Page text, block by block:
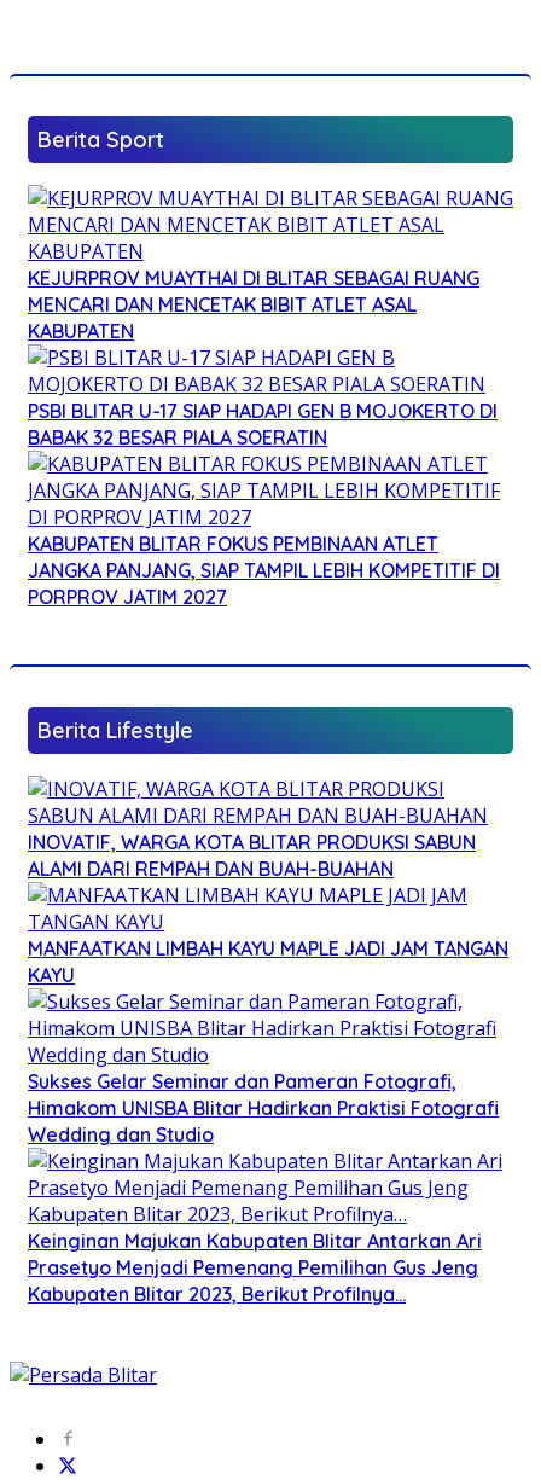
Berita Sport
KEJURPROV MUAYTHAI DI BLITAR SEBAGAI RUANG
MENCARI DAN MENCETAK BIBIT ATLET ASAL
KABUPATEN
PSBI BLITAR U-17 SIAP HADAPI GEN B MOJOKERTO DI
BABAK 32 BESAR PIALA SOERATIN
KABUPATEN BLITAR FOKUS PEMBINAAN ATLET
JANGKA PANJANG, SIAP TAMPIL LEBIH KOMPETITIF DI
PORPROV JATIM 2027
Berita Lifestyle
INOVATIF, WARGA KOTA BLITAR PRODUKSI SABUN
ALAMI DARI REMPAH DAN BUAH-BUAHAN
MANFAATKAN LIMBAH KAYU MAPLE JADI JAM TANGAN
KAYU
Sukses Gelar Seminar dan Pameran Fotografi,
Himakom UNISBA Blitar Hadirkan Praktisi Fotografi
Wedding dan Studio
Keinginan Majukan Kabupaten Blitar Antarkan Ari
Prasetyo Menjadi Pemenang Pemilihan Gus Jeng
Kabupaten Blitar 2023, Berikut Profilnya…